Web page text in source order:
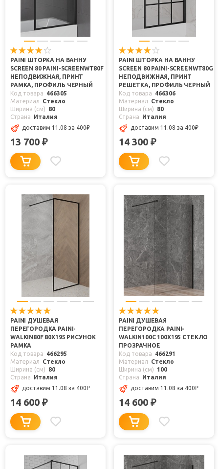
PAINI ШТОРКА НА ВАННУ
SCREEN 80 PAINI-SCREENWT80F
НЕПОДВИЖНАЯ, ПРИНТ
РАМКА, ПРОФИЛЬ ЧЕРНЫЙ
Код товара
466305
Материал
Стекло
Ширина (см)
80
Страна
Италия
доставим 11.08 за 400₽
13 700 ₽
PAINI ШТОРКА НА ВАННУ
SCREEN 80 PAINI-SCREENWT80G
НЕПОДВИЖНАЯ, ПРИНТ
РЕШЕТКА, ПРОФИЛЬ ЧЕРНЫЙ
Код товара
466306
Материал
Стекло
Ширина (см)
80
Страна
Италия
доставим 11.08 за 400₽
14 300 ₽
PAINI ДУШЕВАЯ
ПЕРЕГОРОДКА PAINI-
WALKIN80F 80X195 РИСУНОК
РАМКА
Код товара
466295
Материал
Стекло
Ширина (см)
80
Страна
Италия
доставим 11.08 за 400₽
14 600 ₽
PAINI ДУШЕВАЯ
ПЕРЕГОРОДКА PAINI-
WALKIN100C 100X195 СТЕКЛО
ПРОЗРАЧНОЕ
Код товара
466291
Материал
Стекло
Ширина (см)
100
Страна
Италия
доставим 11.08 за 400₽
14 600 ₽